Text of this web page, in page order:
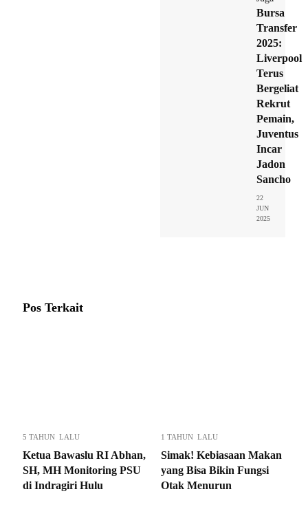
Bursa
Transfer
2025:
Liverpool
Terus
Bergeliat
Rekrut
Pemain,
Juventus
Incar
Jadon
Sancho
22
JUN
2025
Pos Terkait
5 TAHUN LALU
Ketua Bawaslu RI Abhan,
SH, MH Monitoring PSU
di Indragiri Hulu
1 TAHUN LALU
Simak! Kebiasaan Makan
yang Bisa Bikin Fungsi
Otak Menurun